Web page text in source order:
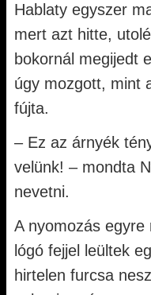
Hablaty egyszer
mert azt hitte,
bokornál megijedt
úgy mozgott, mint
fújta.
– Ez az árnyék
velünk! – mondta
nevetni.
A nyomozás egyre
lógó fejjel leültek
hirtelen furcsa